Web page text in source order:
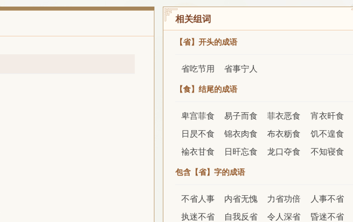
相关组词
【省】开头的成语
省吃节用 省事宁人
【食】结尾的成语
卑宫菲食 易子而食 菲衣恶食
宵衣旰食
日昃不食
锦衣肉食 布衣粝食
饥不遑食
褕衣甘食
日旰忘食 龙口夺食 不知寝食
包含【省】字的成语
不省人事 内省无愧 力省功倍
人事不省
执迷不省
自我反省 令人深省 昏迷不省